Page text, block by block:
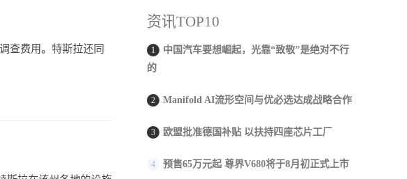
查费用。特斯拉还同
资讯TOP10
1
中国汽车要想崛起，光靠“致敬”是绝对不行
的
2 Manifold AI流形空间与优必选达成战略合作
3 欧盟批准德国补贴 以扶持四座芯片工厂
4 预售65万元起 尊界V680将于8月初正式上市